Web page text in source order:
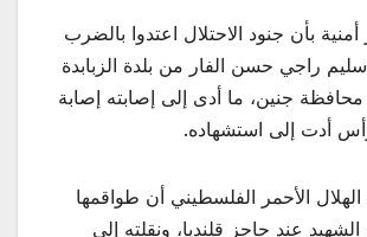
بأن جنود الاحتلال اعتدوا بالضرب
راجي حسن الفار من بلدة الزبابدة
محافظة جنين، ما أدى إلى إصابته إصابة
أدت إلى استشهاده.
الأحمر الفلسطيني أن طواقمها
عند حاجز قلنديا، ونقلته إلى